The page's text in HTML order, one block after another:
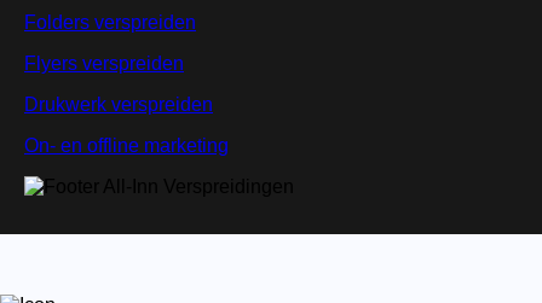
Folders verspreiden
Flyers verspreiden
Drukwerk verspreiden
On- en offline marketing